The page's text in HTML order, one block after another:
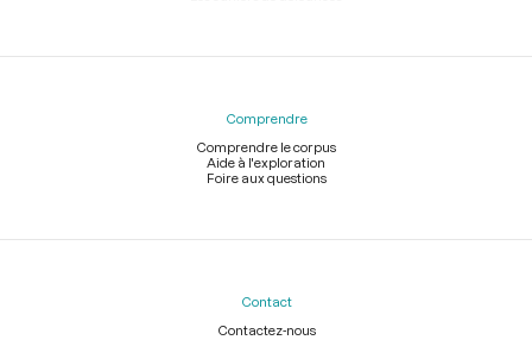
Comprendre
Comprendre le corpus
Aide à l'exploration
Foire aux questions
Contact
Contactez-nous